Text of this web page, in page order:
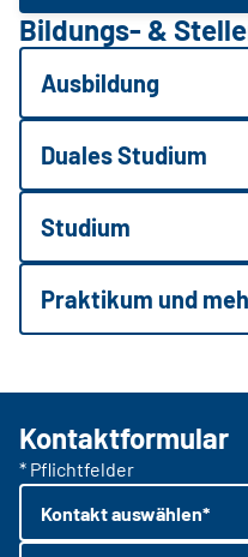
Bildungs- &
Ausbildung
Duales Studium
Studium
Praktikum und
Kontaktformular
* Pflichtfelder
Kontakt auswählen*